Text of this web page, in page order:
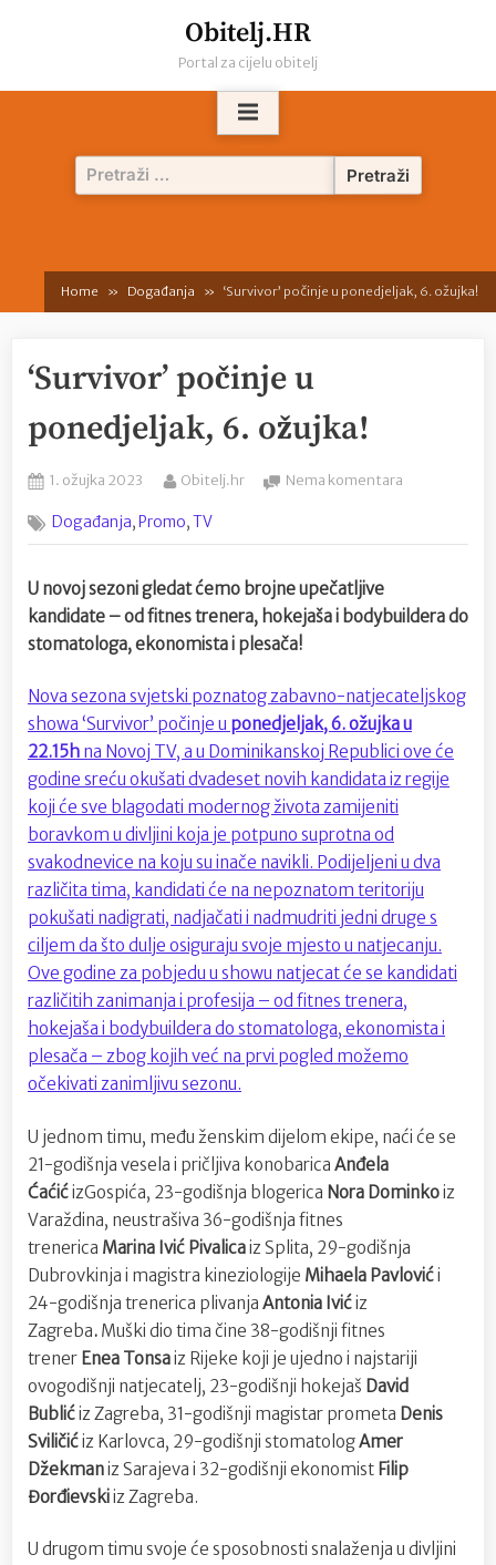
Obitelj.HR
Portal za cijelu obitelj
Pretraži:
Home Događanja ‘Survivor’ počinje u ponedjeljak, 6. ožujka!
‘Survivor’ počinje u
ponedjeljak, 6. ožujka!
Posted
1. ožujka 2023 By
Obitelj.hr Nema komentara
u
ožujka!
Događanja,Promo,TV
U novoj sezoni gledat ćemo brojne upečatljive
kandidate – od fitnes trenera, hokejaša i bodybuildera do
stomatologa, ekonomista i plesača!
Nova sezona svjetski poznatog zabavno-natjecateljskog
showa ‘Survivor’ počinje u ponedjeljak, 6. ožujka u
22.15h na Novoj TV, a u Dominikanskoj Republici ove će
godine sreću okušati dvadeset novih kandidata iz regije
koji će sve blagodati modernog života zamijeniti
boravkom u divljini koja je potpuno suprotna od
svakodnevice na koju su inače navikli. Podijeljeni u dva
različita tima, kandidati će na nepoznatom teritoriju
pokušati nadigrati, nadjačati i nadmudriti jedni druge s
ciljem da što dulje osiguraju svoje mjesto u natjecanju.
Ove godine za pobjedu u showu natjecat će se kandidati
različitih zanimanja i profesija – od fitnes trenera,
hokejaša i bodybuildera do stomatologa, ekonomista i
plesača – zbog kojih već na prvi pogled možemo
očekivati zanimljivu sezonu.
U jednom timu, među ženskim dijelom ekipe, naći će se
21-godišnja vesela i pričljiva konobarica Anđela
ĆaćićizGospića, 23-godišnja blogerica Nora Dominkoiz
Varaždina, neustrašiva 36-godišnja fitnes
trenerica Marina Ivić Pivalicaiz Splita, 29-godišnja
Dubrovkinja i magistra kineziologije Mihaela Pavlovići
24-godišnja trenerica plivanja Antonia Ivićiz
Zagreba. Muški dio tima čine 38-godišnji fitnes
trener Enea Tonsaiz Rijeke koji je ujedno i najstariji
ovogodišnji natjecatelj, 23-godišnji hokejaš David
Bublićiz Zagreba, 31-godišnji magistar prometa Denis
Sviličićiz Karlovca, 29-godišnji stomatologAmer
Džekmaniz Sarajeva i 32-godišnji ekonomist Filip
Đorđievskiiz Zagreba.
U drugom timu svoje će sposobnosti snalaženja u divljini